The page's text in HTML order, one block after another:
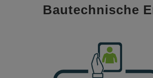
Bautechnische